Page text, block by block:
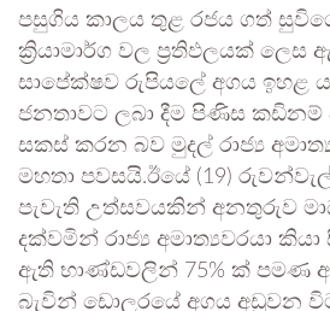
පසුගිය කාලය තුළ රජය ගත්
ක්‍රියාමාර්ග වල ප්‍රතිඵලයක්
සාපේක්ෂව රුපියලේ අගය ඉහළ
ජනතාවට ලබා දීම පිණිස කඩිනම්
සකස් කරන බව මුදල් රාජ්‍ය
මහතා පවසයි.ඊයේ (19)
පැවැති උත්සවයකින් අනතුරුව
දක්වමින් රාජ්‍ය අමාත්‍යවරයා
ඇති භාණ්ඩවලින් 75% ක් පමණ
බැවින් ඩොලරයේ අගය අඩුවන